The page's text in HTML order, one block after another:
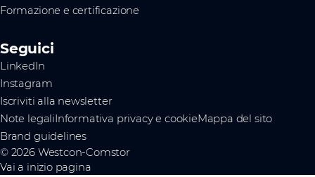
Formazione e certificazione
Seguici
LinkedIn
Instagram
Iscriviti alla newsletter
Note legaliInformativa privacy e cookieMappa del sito
Brand guidelines
© 2026 Westcon-Comstor
Vai a inizio pagina